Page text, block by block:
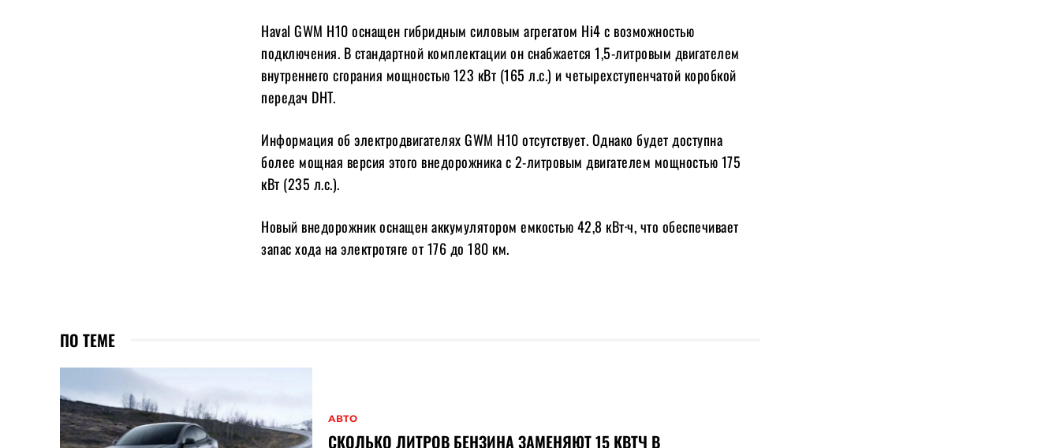
Haval GWM H10 оснащен гибридным силовым агрегатом Hi4 с возможностью
подключения. В стандартной комплектации он снабжается 1,5-литровым двигателем
внутреннего сгорания мощностью 123 кВт (165 л.с.) и четырехступенчатой коробкой
передач DHT.
Информация об электродвигателях GWM H10 отсутствует. Однако будет доступна
более мощная версия этого внедорожника с 2-литровым двигателем мощностью 175
кВт (235 л.с.).
Новый внедорожник оснащен аккумулятором емкостью 42,8 кВт·ч, что обеспечивает
запас хода на электротяге от 176 до 180 км.
ПО ТЕМЕ
АВТО
СКОЛЬКО ЛИТРОВ БЕНЗИНА ЗАМЕНЯЮТ 15 КВТЧ В